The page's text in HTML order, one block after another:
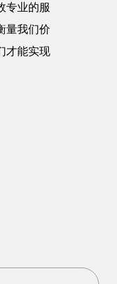
专业的服
量我们价
才能实现